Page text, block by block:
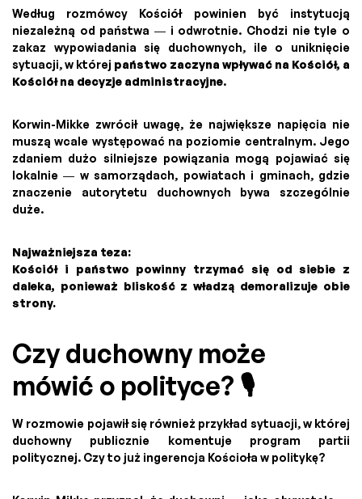
Według rozmówcy Kościół powinien być instytucją
niezależną od państwa — i odwrotnie. Chodzi nie tyle o
zakaz wypowiadania się duchownych, ile o uniknięcie
sytuacji, w której państwo zaczyna wpływać na Kościół, a
Kościół na decyzje administracyjne.
Korwin-Mikke zwrócił uwagę, że największe napięcia nie
muszą wcale występować na poziomie centralnym. Jego
zdaniem dużo silniejsze powiązania mogą pojawiać się
lokalnie — w samorządach, powiatach i gminach, gdzie
znaczenie autorytetu duchownych bywa szczególnie
duże.
Najważniejsza teza:
Kościół i państwo powinny trzymać się od siebie z
daleka, ponieważ bliskość z władzą demoralizuje obie
strony.
Czy duchowny może
mówić o polityce? 🎙️
W rozmowie pojawił się również przykład sytuacji, w której
duchowny publicznie komentuje program partii
politycznej. Czy to już ingerencja Kościoła w politykę?